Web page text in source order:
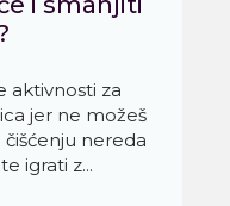
aktivnosti za
jer ne možeš
nereda
igrati z...